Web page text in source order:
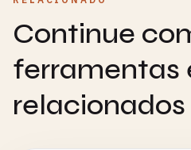
Continue
ferramentas
relacionados